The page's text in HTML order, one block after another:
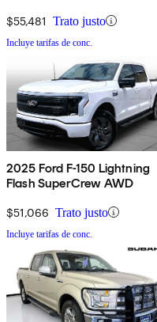
$55,481 Trato justo
Incluye tarifas de conc.
2025 Ford F-150 Lightning
Flash SuperCrew AWD
$51,066 Trato justo
Incluye tarifas de conc.